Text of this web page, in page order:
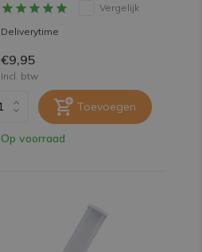
Vergelijk
Deliverytime
€9,95
Incl. btw
Toevoegen
Op voorraad